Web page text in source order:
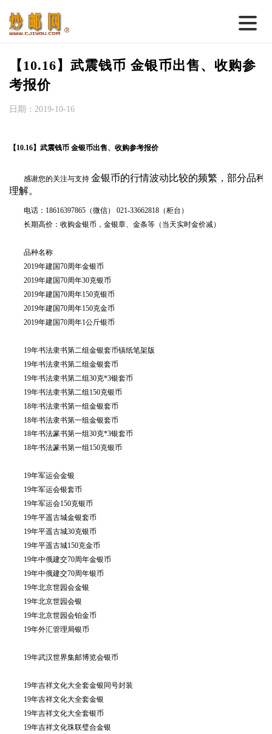
首 页
热点话题
邮币卡苑
新品预告
投资论坛
【10.16】武震钱币 金银币出售、收购参
考报价
日期：2019-10-16
【10.16】武震钱币 金银币出售、收购参考报价
感谢您的关注与支持 金银币的行情波动比较的频繁，部分品种
理解。
电话：18616397865（微信） 021-33662818（柜台）
长期高价：收购金银币，金银章、金条等（当天实时金价减）
品种名称
2019年建国70周年金银币
2019年建国70周年30克银币
2019年建国70周年150克银币
2019年建国70周年150克金币
2019年建国70周年1公斤银币
19年书法隶书第二组金银套币镇纸笔架版
19年书法隶书第二组金银套币
19年书法隶书第二组30克*3银套币
19年书法隶书第二组150克银币
18年书法隶书第一组金银套币
18年书法隶书第一组金银套币
18年书法篆书第一组30克*3银套币
18年书法篆书第一组150克银币
19年军运会金银
19年军运会银套币
19年军运会150克银币
19年平遥古城金银套币
19年平遥古城30克银币
19年平遥古城150克金币
19年中俄建交70周年金银币
19年中俄建交70周年银币
19年北京世园会金银
19年北京世园会银
19年北京世园会铂金币
19年外汇管理局银币
19年武汉世界集邮博览会银币
19年吉祥文化大全套金银同号封装
19年吉祥文化大全套金银
19年吉祥文化大全套银币
19年吉祥文化珠联璧合金银